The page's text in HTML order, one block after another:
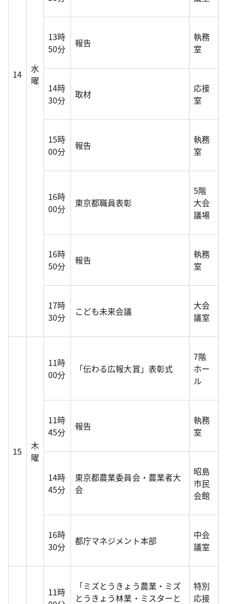
14
水
曜
13時
50分
報告
執務
室
14時
30分
取材
応接
室
15時
00分
報告
執務
室
16時
00分
東京都職員表彰
5階
大会
議場
16時
50分
報告
執務
室
17時
30分
こども未来会議
大会
議室
15
木
曜
11時
00分
「伝わる広報大賞」表彰式
7階
ホー
ル
11時
45分
報告
執務
室
14時
45分
東京都農業委員会・農業者大
会
昭島
市民
会館
16時
30分
都庁マネジメント本部
中会
議室
11時
「ミズとうきょう農業・ミズ
とうきょう林業・ミスターと
特別
応接